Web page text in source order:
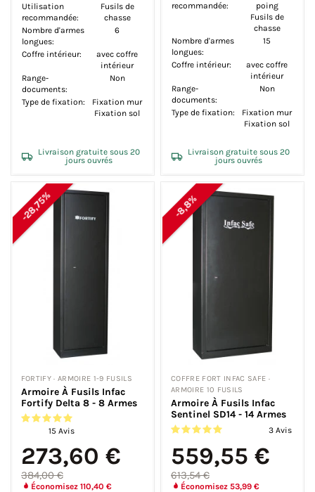
Utilisation
recommandée:
Fusils de
chasse
Nombre d'armes
longues:
6
Coffre intérieur:
avec coffre
intérieur
Range-
documents:
Non
Type de fixation:
Fixation mur
Fixation sol
Livraison gratuite sous 20
jours ouvrés
recommandée:
poing
Fusils de
chasse
Nombre d'armes
longues:
15
Coffre intérieur:
avec coffre
intérieur
Range-
documents:
Non
Type de fixation:
Fixation mur
Fixation sol
Livraison gratuite sous 20
jours ouvrés
-28,75%
FORTIFY · ARMOIRE 1-9 FUSILS
Armoire À Fusils Infac
Fortify Delta 8 - 8 Armes
15 Avis
273,60 €
384,00 €
Économisez 110,40 €
-8,8%
COFFRE FORT INFAC SAFE ·
ARMOIRE 10 FUSILS
Armoire À Fusils Infac
Sentinel SD14 - 14 Armes
3 Avis
559,55 €
613,54 €
Économisez 53,99 €